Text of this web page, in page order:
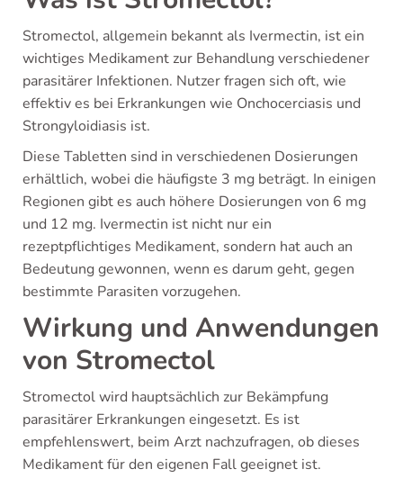
Stromectol, allgemein bekannt als Ivermectin, ist ein
wichtiges Medikament zur Behandlung verschiedener
parasitärer Infektionen. Nutzer fragen sich oft, wie
effektiv es bei Erkrankungen wie Onchocerciasis und
Strongyloidiasis ist.
Diese Tabletten sind in verschiedenen Dosierungen
erhältlich, wobei die häufigste 3 mg beträgt. In einigen
Regionen gibt es auch höhere Dosierungen von 6 mg
und 12 mg. Ivermectin ist nicht nur ein
rezeptpflichtiges Medikament, sondern hat auch an
Bedeutung gewonnen, wenn es darum geht, gegen
bestimmte Parasiten vorzugehen.
Wirkung und Anwendungen
von Stromectol
Stromectol wird hauptsächlich zur Bekämpfung
parasitärer Erkrankungen eingesetzt. Es ist
empfehlenswert, beim Arzt nachzufragen, ob dieses
Medikament für den eigenen Fall geeignet ist.